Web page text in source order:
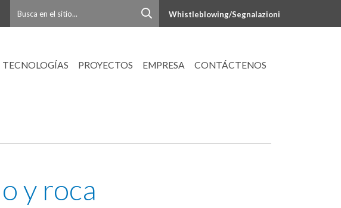
Whistleblowing/Segnalazioni
TECNOLOGÍAS PROYECTOS EMPRESA CONTÁCTENOS
y roca